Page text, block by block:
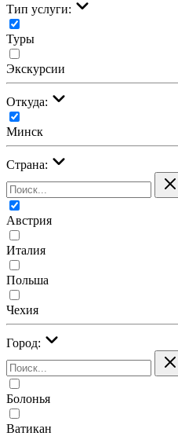
Тип услуги:
Туры
Экскурсии
Откуда:
Минск
Страна:
Австрия
Италия
Польша
Чехия
Город:
Болонья
Ватикан